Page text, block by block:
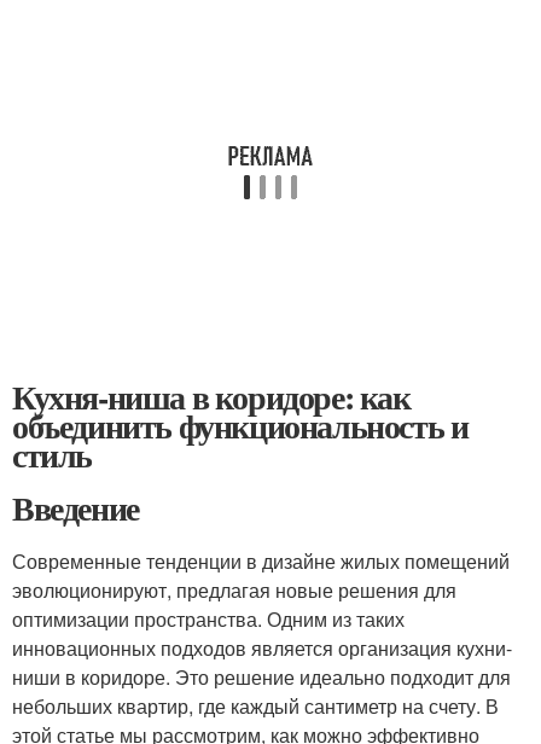
Кухня-ниша в коридоре: как
объединить функциональность и
стиль
Введение
Современные тенденции в дизайне жилых помещений
эволюционируют, предлагая новые решения для
оптимизации пространства. Одним из таких
инновационных подходов является организация кухни-
ниши в коридоре. Это решение идеально подходит для
небольших квартир, где каждый сантиметр на счету. В
этой статье мы рассмотрим, как можно эффективно